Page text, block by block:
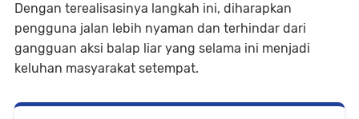
Dengan terealisasinya langkah ini, diharapkan
pengguna jalan lebih nyaman dan terhindar dari
gangguan aksi balap liar yang selama ini menjadi
keluhan masyarakat setempat.